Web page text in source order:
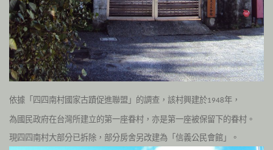
依據「四四南村國家古蹟促進聯盟」的調查，該村興建於1948年，
為國民政府在台灣所建立的第一座眷村，亦是第一座被保留下的眷村。
現四四南村大部分已拆除，部分房舍另改建為「信義公民會館」。